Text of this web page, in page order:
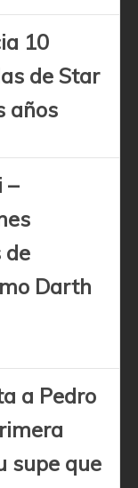
10
de Star
años
–
de
Darth
a Pedro
supe que